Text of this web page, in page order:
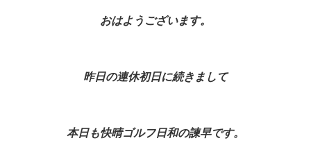
おはようございます。
昨日の連休初日に続きまして
本日も快晴ゴルフ日和の諫早です。